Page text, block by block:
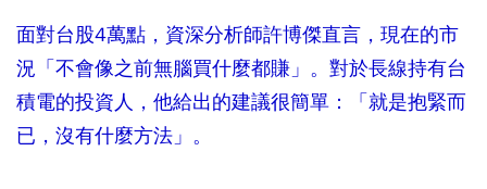
面對台股4萬點，資深分析師許博傑直言，現在的市
況「不會像之前無腦買什麼都賺」。對於長線持有台
積電的投資人，他給出的建議很簡單：「就是抱緊而
已，沒有什麼方法」。